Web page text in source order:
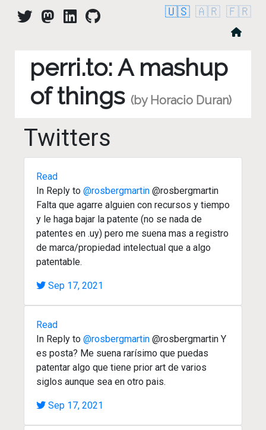
🇺🇸 🇦🇷 🇫🇷
perri.to: A mashup
of things (by Horacio Duran)
Twitters
Read
In Reply to @rosbergmartin @rosbergmartin
Falta que agarre alguien con recursos y tiempo
y le haga bajar la patente (no se nada de
patentes en .uy) pero me suena mas a registro
de marca/propiedad intelectual que a algo
patentable.
Sep 17, 2021
Read
In Reply to @rosbergmartin @rosbergmartin Y
es posta? Me suena rarísimo que puedas
patentar algo que tiene prior art de varios
siglos aunque sea en otro pais.
Sep 17, 2021